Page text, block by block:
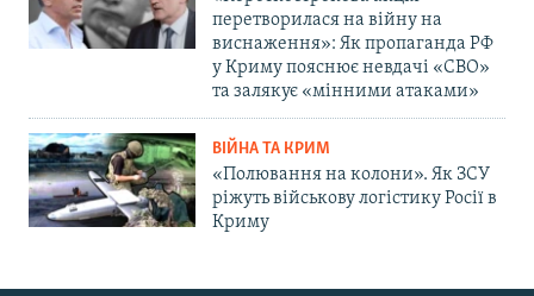
перетворилася на війну на
виснаження»: Як пропаганда РФ
у Криму пояснює невдачі «СВО»
та залякує «мінними атаками»
ВІЙНА ТА КРИМ
«Полювання на колони». Як ЗСУ
ріжуть військову логістику Росії в
Криму